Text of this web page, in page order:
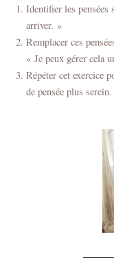
Identifier les pensées
arriver. »
Remplacer ces
« Je peux gérer cela
Répéter cet exercice
de pensée plus serein.